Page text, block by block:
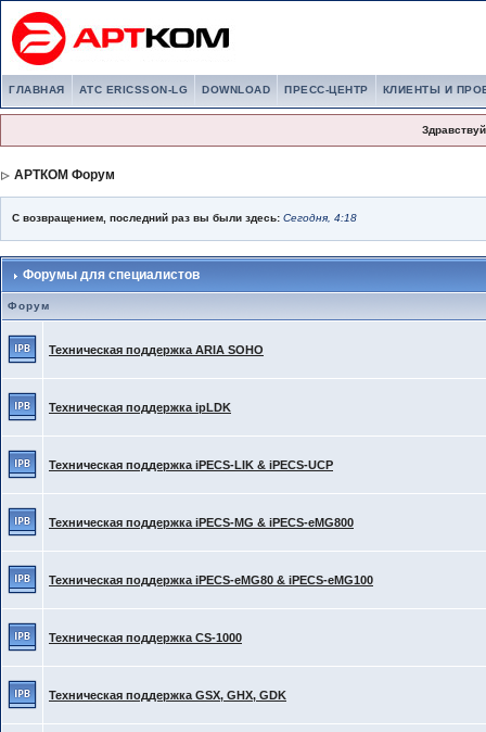
ГЛАВНАЯ АТС ERICSSON-LG DOWNLOAD ПРЕСС-ЦЕНТР КЛИЕНТЫ И
АРТКОМ Форум
С возвращением, последний раз вы были здесь: Сегодня, 4:18
Форумы для специалистов
Форум
Техническая поддержка ARIA SOHO
Техническая поддержка ipLDK
Техническая поддержка iPECS-LIK & iPECS-UCP
Техническая поддержка iPECS-MG & iPECS-eMG800
Техническая поддержка iPECS-eMG80 & iPECS-eMG100
Техническая поддержка CS-1000
Техническая поддержка GSX, GHX, GDK